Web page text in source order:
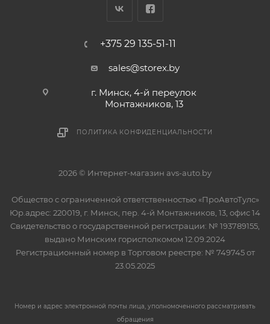
+375 29 135-51-11
sales@storex.by
г. Минск, 4-й переулок
Монтажников, 13
ПОЛИТИКА КОНФИДЕНЦИАЛЬНОСТИ
2026 © Интернет-магазин avs-auto.by
Общество с ограниченной ответственностью «ПроАвтоТулс»
Юр.адрес: 220019, г. Минск, пер. 4-й Монтажников, 13, офис 14
Свидетельство о государственной регистрации: № 193789155,
выдано Минским горисполкомом 12.09.2024
Регистрационный номер в Торговом реестре: № 749745 от
23.05.2025
Номер и адрес электронной почты лица, уполномоченного рассматривать
обращения